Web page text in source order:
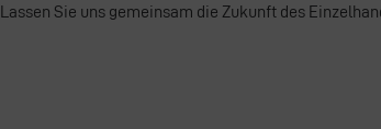
Lassen Sie uns gemeinsam die Zukunft des